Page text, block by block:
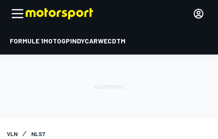
FORMULE 1MOTOGPINDYCARWECDTM
VLN NLS7